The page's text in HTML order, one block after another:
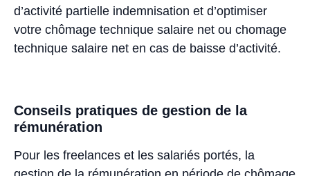
d’activité partielle indemnisation et d’optimiser
votre chômage technique salaire net ou chomage
technique salaire net en cas de baisse d’activité.
Conseils pratiques de gestion de la
rémunération
Pour les freelances et les salariés portés, la